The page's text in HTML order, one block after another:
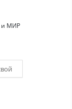
и МИР